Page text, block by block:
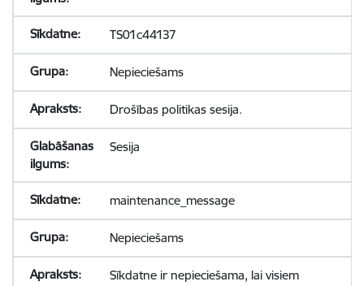
TS01c44137
Nepieciešams
Drošības politikas sesija.
Sesija
maintenance_message
Nepieciešams
Sīkdatne ir nepieciešama, lai visiem